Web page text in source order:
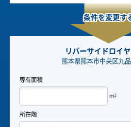
条件を変更す
リバーサイドロイ
熊本県熊本市中央区九
専有面積
m2
所在階